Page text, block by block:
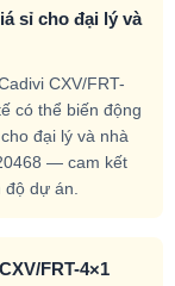
sỉ cho đại lý và
CXV/FRT-
có thể biến động
đại lý và nhà
— cam kết
dự án.
FRT-4×1